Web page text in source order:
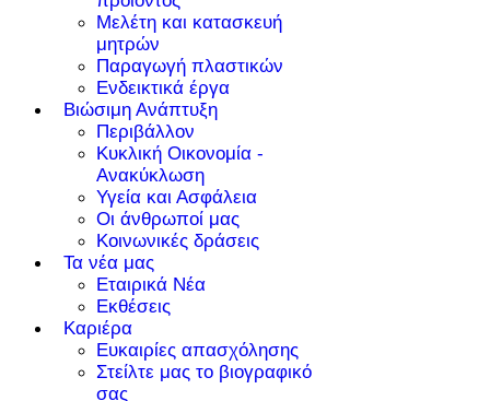
Μελέτη και κατασκευή
μητρών
Παραγωγή πλαστικών
Ενδεικτικά έργα
Βιώσιμη Ανάπτυξη
Περιβάλλον
Κυκλική Οικονομία -
Ανακύκλωση
Υγεία και Ασφάλεια
Οι άνθρωποί μας
Κοινωνικές δράσεις
Τα νέα μας
Εταιρικά Νέα
Εκθέσεις
Καριέρα
Ευκαιρίες απασχόλησης
Στείλτε μας το βιογραφικό
σας